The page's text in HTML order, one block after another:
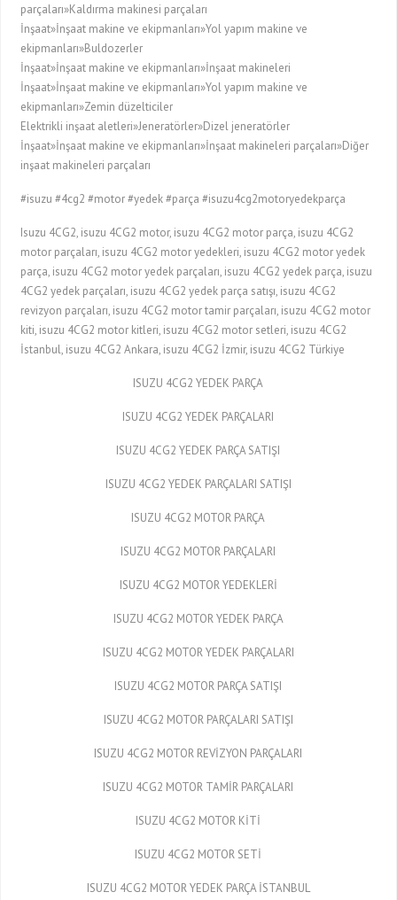
parçaları»Kaldırma makinesi parçaları
İnşaat»İnşaat makine ve ekipmanları»Yol yapım makine ve
ekipmanları»Buldozerler
İnşaat»İnşaat makine ve ekipmanları»İnşaat makineleri
İnşaat»İnşaat makine ve ekipmanları»Yol yapım makine ve
ekipmanları»Zemin düzelticiler
Elektrikli inşaat aletleri»Jeneratörler»Dizel jeneratörler
İnşaat»İnşaat makine ve ekipmanları»İnşaat makineleri parçaları»Diğer
inşaat makineleri parçaları
#isuzu #4cg2 #motor #yedek #parça #isuzu4cg2motoryedekparça
Isuzu 4CG2, isuzu 4CG2 motor, isuzu 4CG2 motor parça, isuzu 4CG2
motor parçaları, isuzu 4CG2 motor yedekleri, isuzu 4CG2 motor yedek
parça, isuzu 4CG2 motor yedek parçaları, isuzu 4CG2 yedek parça, isuzu
4CG2 yedek parçaları, isuzu 4CG2 yedek parça satışı, isuzu 4CG2
revizyon parçaları, isuzu 4CG2 motor tamir parçaları, isuzu 4CG2 motor
kiti, isuzu 4CG2 motor kitleri, isuzu 4CG2 motor setleri, isuzu 4CG2
İstanbul, isuzu 4CG2 Ankara, isuzu 4CG2 İzmir, isuzu 4CG2 Türkiye
ISUZU 4CG2 YEDEK PARÇA
ISUZU 4CG2 YEDEK PARÇALARI
ISUZU 4CG2 YEDEK PARÇA SATIŞI
ISUZU 4CG2 YEDEK PARÇALARI SATIŞI
ISUZU 4CG2 MOTOR PARÇA
ISUZU 4CG2 MOTOR PARÇALARI
ISUZU 4CG2 MOTOR YEDEKLERİ
ISUZU 4CG2 MOTOR YEDEK PARÇA
ISUZU 4CG2 MOTOR YEDEK PARÇALARI
ISUZU 4CG2 MOTOR PARÇA SATIŞI
ISUZU 4CG2 MOTOR PARÇALARI SATIŞI
ISUZU 4CG2 MOTOR REVİZYON PARÇALARI
ISUZU 4CG2 MOTOR TAMİR PARÇALARI
ISUZU 4CG2 MOTOR KİTİ
ISUZU 4CG2 MOTOR SETİ
ISUZU 4CG2 MOTOR YEDEK PARÇA İSTANBUL